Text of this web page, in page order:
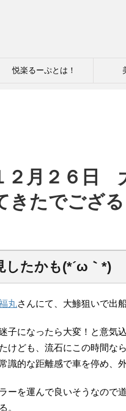
悦楽るーぷとは！
２月２６日
きたでござる
したかも(*´ω｀*)
丸さんにて、大鯵狙いで出
子になったら大変！と意気
けども、流石にこの時間な
識的な距離感で車を停め、外
ーを運んで良いそうなので
。